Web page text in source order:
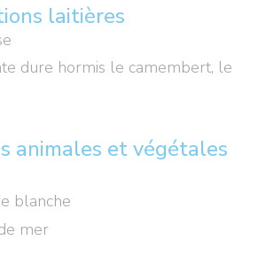
laitières
dure hormis le camembert, le
animales et végétales
blanche
mer